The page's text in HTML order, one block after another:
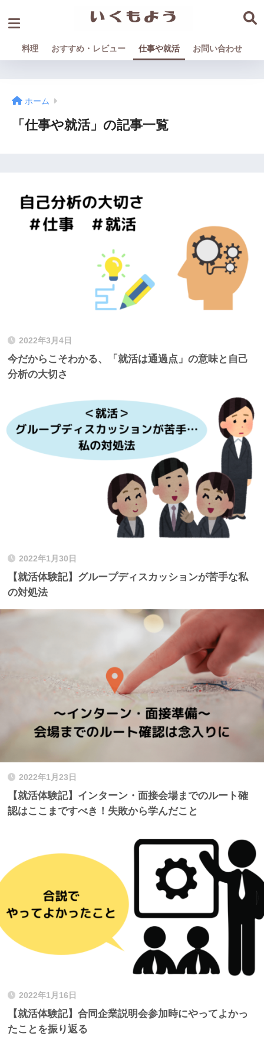
料理 おすすめ・レビュー 仕事や就活 お問い合わせ
ホーム
「仕事や就活」の記事一覧
2022年3月4日
今だからこそわかる、「就活は通過点」の意味と自己
分析の大切さ
2022年1月30日
【就活体験記】グループディスカッションが苦手な私
の対処法
2022年1月23日
【就活体験記】インターン・面接会場までのルート確
認はここまですべき！失敗から学んだこと
2022年1月16日
【就活体験記】合同企業説明会参加時にやってよかっ
たことを振り返る